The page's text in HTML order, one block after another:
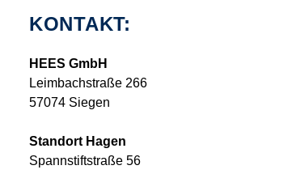
KONTAKT:
HEES GmbH
Leimbachstraße 266
57074 Siegen
Standort Hagen
Spannstiftstraße 56